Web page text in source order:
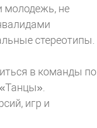
молодежь, не
стереотипы.
в команды по
игр и